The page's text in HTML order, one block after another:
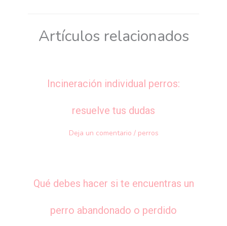
Artículos relacionados
Incineración individual perros:
resuelve tus dudas
Deja un comentario / perros
Qué debes hacer si te encuentras un
perro abandonado o perdido